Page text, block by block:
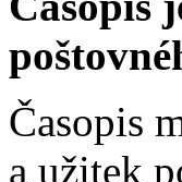
Časopis
a užitek